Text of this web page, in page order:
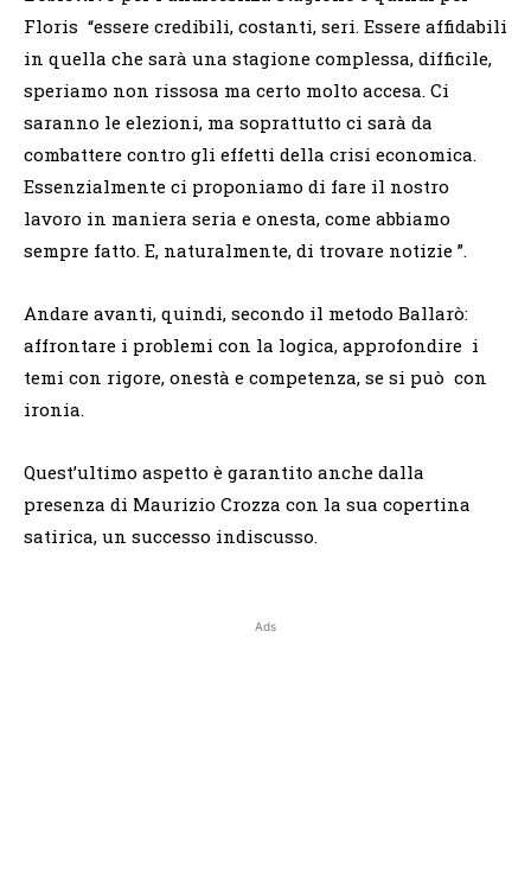
Floris “essere credibili, costanti, seri. Essere affidabili
in quella che sarà una stagione complessa, difficile,
speriamo non rissosa ma certo molto accesa. Ci
saranno le elezioni, ma soprattutto ci sarà da
combattere contro gli effetti della crisi economica.
Essenzialmente ci proponiamo di fare il nostro
lavoro in maniera seria e onesta, come abbiamo
sempre fatto. E, naturalmente, di trovare notizie ”.
Andare avanti, quindi, secondo il metodo Ballarò:
affrontare i problemi con la logica, approfondire i
temi con rigore, onestà e competenza, se si può con
ironia.
Quest’ultimo aspetto è garantito anche dalla
presenza di Maurizio Crozza con la sua copertina
satirica, un successo indiscusso.
Ads